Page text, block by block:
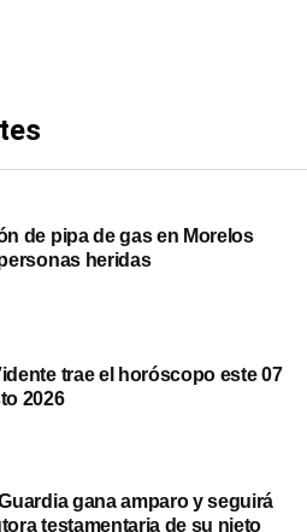
de pipa de gas en Morelos
heridas
trae el horóscopo este 07
2026
gana amparo y seguirá
testamentaria de su nieto